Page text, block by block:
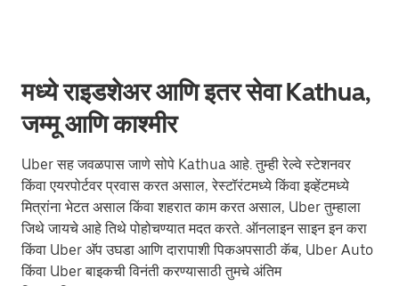
मध्ये राइडशेअर आणि इतर सेवा Kathua,
जम्मू आणि काश्मीर
Uber सह जवळपास जाणे सोपे Kathua आहे. तुम्ही रेल्वे स्टेशनवर
किंवा एयरपोर्टवर प्रवास करत असाल, रेस्टॉरंटमध्ये किंवा इव्हेंटमध्ये
मित्रांना भेटत असाल किंवा शहरात काम करत असाल, Uber तुम्हाला
जिथे जायचे आहे तिथे पोहोचण्यात मदत करते. ऑनलाइन साइन इन करा
किंवा Uber अ‍ॅप उघडा आणि दारापाशी पिकअपसाठी कॅब, Uber Auto
किंवा Uber बाइकची विनंती करण्यासाठी तुमचे अंतिम